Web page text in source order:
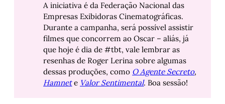
A iniciativa é da Federação Nacional das
Empresas Exibidoras Cinematográficas.
Durante a campanha, será possível assistir
filmes que concorrem ao Oscar – aliás, já
que hoje é dia de #tbt, vale lembrar as
resenhas de Roger Lerina sobre algumas
dessas produções, como O Agente Secreto,
Hamnete Valor Sentimental. Boa sessão!